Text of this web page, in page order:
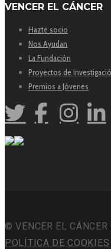
VENCER EL CÁNCER
Hazte socio
Nos Ayudan
La Fundación
Proyectos de
Premios a Jóvenes
© VENCER EL CÁNCER
POLÍTICA DE COOKIES